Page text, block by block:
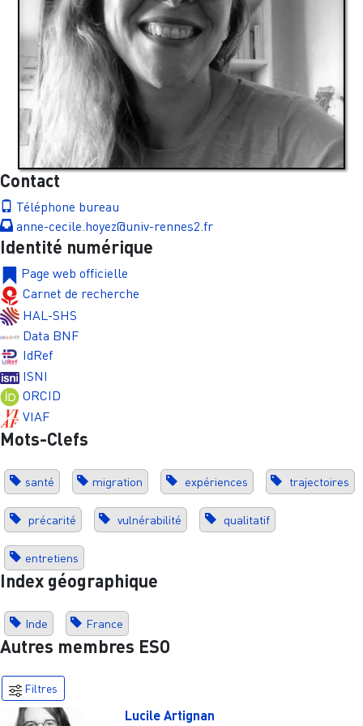
Contact
Téléphone bureau
anne-cecile.hoyez@univ-rennes2.fr
Identité numérique
Page web officielle
Carnet de recherche
HAL-SHS
Data BNF
IdRef
ISNI
ORCID
VIAF
Mots-Clefs
santé migration expériences trajectoires
précarité vulnérabilité qualitatif
entretiens
Index géographique
Inde France
Autres membres ESO
Filtres
Lucile Artignan